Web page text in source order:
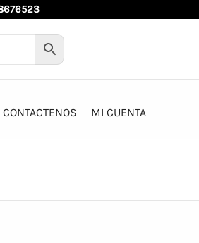
CONTACTENOS MI CUENTA